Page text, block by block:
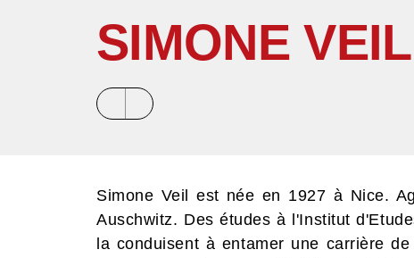
SIMONE VEIL
Simone Veil est née en 1927 à Nice.
Auschwitz. Des études à l'Institut
la conduisent à entamer une carrière